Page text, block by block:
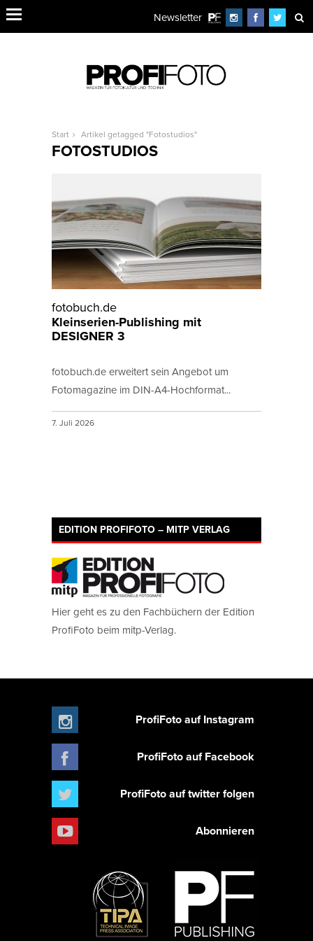
Newsletter
Start Artikel getagged "Fotostudios"
FOTOSTUDIOS
fotobuch.de
Kleinserien-Publishing mit
DESIGNER 3
fotobuch.de erweitert sein Angebot um
Fotomagazine im DIN-A4-Hochformat...
7. Juli 2026
EDITION PROFIFOTO – MITP VERLAG
Hier geht es zu den Fachbüchern der Edition
ProfiFoto beim mitp-Verlag.
ProfiFoto auf Instagram
ProfiFoto auf Facebook
ProfiFoto auf twitter folgen
Abonnieren